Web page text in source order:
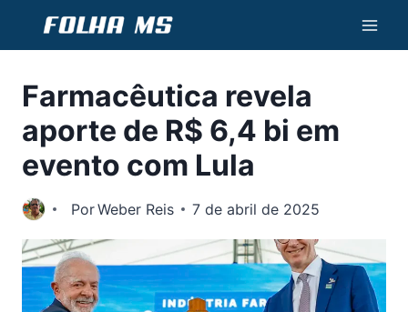
Conteúdo
Farmacêutica revela
aporte de R$ 6,4 bi em
evento com Lula
PorWeber Reis 7 de abril de 2025